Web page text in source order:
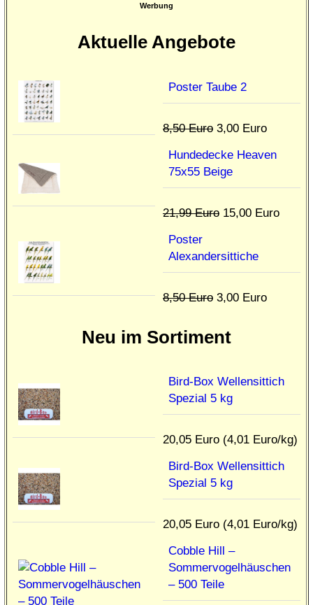
Werbung
Aktuelle Angebote
Poster Taube 2
8,50 Euro 3,00 Euro
Hundedecke Heaven
75x55 Beige
21,99 Euro 15,00 Euro
Poster
Alexandersittiche
8,50 Euro 3,00 Euro
Neu im Sortiment
Bird-Box Wellensittich
Spezial 5 kg
20,05 Euro (4,01 Euro/kg)
Bird-Box Wellensittich
Spezial 5 kg
20,05 Euro (4,01 Euro/kg)
Cobble Hill –
Sommervogelhäuschen
– 500 Teile